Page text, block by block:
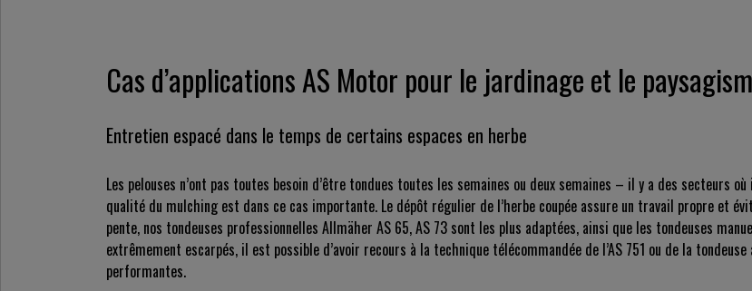
Cas d’applications AS Motor pour le jardinage et le
Entretien espacé dans le temps de certains espaces en herbe
Les pelouses n’ont pas toutes besoin d’être tondues toutes les semaines ou deux semaines – il y a des secteurs
qualité du mulching est dans ce cas importante. Le dépôt régulier de l’herbe coupée assure un travail propre et
pente, nos tondeuses professionnelles Allmäher AS 65, AS 73 sont les plus adaptées, ainsi que les tondeuses
extrêmement escarpés, il est possible d’avoir recours à la technique télécommandée de l’AS 751 ou de la
performantes.